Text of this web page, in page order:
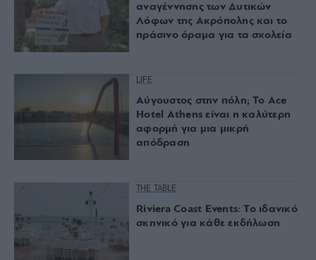
αναγέννησης των Δυτικών
Λόφων της Ακρόπολης και το
πράσινο όραμα για τα σχολεία
LIFE
Αύγουστος στην πόλη; Το Ace
Hotel Athens είναι η καλύτερη
αφορμή για μια μικρή
απόδραση
THE TABLE
Riviera Coast Events: Το ιδανικό
σκηνικό για κάθε εκδήλωση